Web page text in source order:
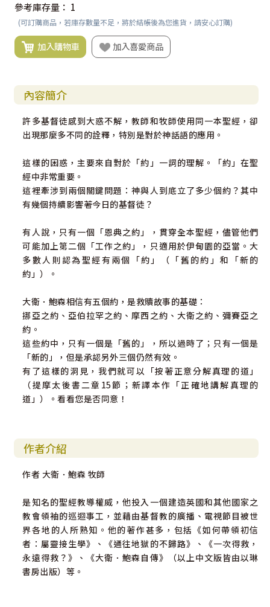
參考庫存量： 1
(可訂購商品，若庫存數量不足，將於結帳後為您進貨，請安心訂購)
加入購物車 加入喜愛商品
內容簡介
許多基督徒感到大惑不解，教師和牧師使用同一本聖經，卻
出現那麼多不同的詮釋，特別是對於神話語的應用。
這樣的困惑，主要來自對於「約」一詞的理解。「約」在聖
經中非常重要。
這裡牽涉到兩個關鍵問題：神與人到底立了多少個約？其中
有幾個持續影響著今日的基督徒？
有人說，只有一個「恩典之約」，貫穿全本聖經，儘管他們
可能加上第二個「工作之約」，只適用於伊甸園的亞當。大
多數人則認為聖經有兩個「約」（「舊的約」和「新的
約」）。
大衛．鮑森相信有五個約，是救贖故事的基礎：
挪亞之約、亞伯拉罕之約、摩西之約、大衛之約、彌賽亞之
約。
這些約中，只有一個是「舊的」，所以過時了；只有一個是
「新的」，但是承認另外三個仍然有效。
有了這樣的洞見，我們就可以「按著正意分解真理的道」
（提摩太後書二章15節；新譯本作「正確地講解真理的
道」）。看看您是否同意！
作者介紹
作者 大衛．鮑森 牧師
是知名的聖經教導權威，他投入一個建造英國和其他國家之
教會領袖的巡迴事工，並藉由基督教的廣播、電視節目被世
界各地的人所熟知。他的著作甚多，包括《如何帶領初信
者：屬靈接生學》、《通往地獄的不歸路》、《一次得救，
永遠得救？》、《大衛．鮑森自傳》（以上中文版皆由以琳
書房出版）等。